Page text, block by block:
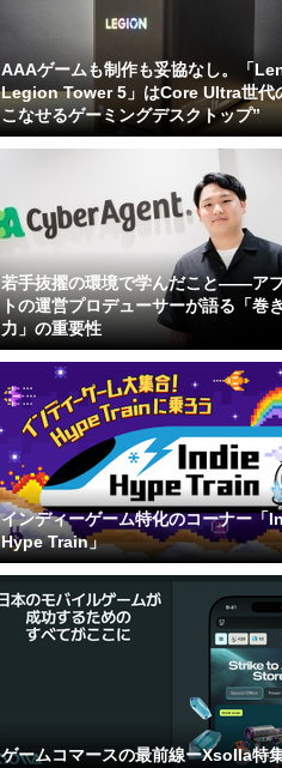
AAAゲームも制作も妥協なし。「
Legion Tower 5」はCore Ultra世代
こなせるゲーミングデスクトップ”
若手抜擢の環境で学んだこと――ア
トの運営プロデューサーが語る「巻
力」の重要性
インディーゲーム特化のコーナー「
Hype Train」
ゲームコマースの最前線ーXsolla特